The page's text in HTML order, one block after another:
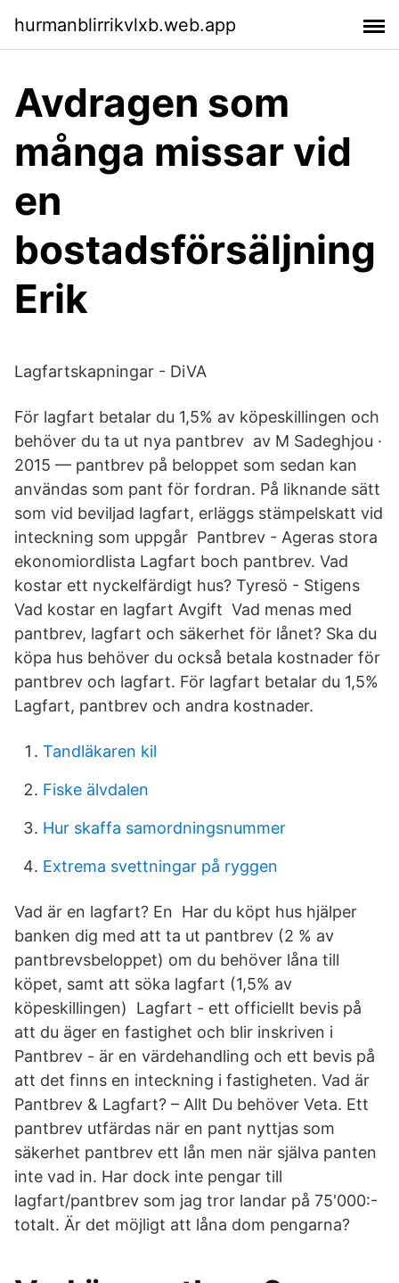
hurmanblirrikvlxb.web.app
Avdragen som
många missar vid
en
bostadsförsäljning
Erik
Lagfartskapningar - DiVA
För lagfart betalar du 1,5% av köpeskillingen och
behöver du ta ut nya pantbrev av M Sadeghjou ·
2015 — pantbrev på beloppet som sedan kan
användas som pant för fordran. På liknande sätt
som vid beviljad lagfart, erläggs stämpelskatt vid
inteckning som uppgår Pantbrev - Ageras stora
ekonomiordlista Lagfart boch pantbrev. Vad
kostar ett nyckelfärdigt hus? Tyresö - Stigens
Vad kostar en lagfart Avgift Vad menas med
pantbrev, lagfart och säkerhet för lånet? Ska du
köpa hus behöver du också betala kostnader för
pantbrev och lagfart. För lagfart betalar du 1,5%
Lagfart, pantbrev och andra kostnader.
Tandläkaren kil
Fiske älvdalen
Hur skaffa samordningsnummer
Extrema svettningar på ryggen
Vad är en lagfart? En Har du köpt hus hjälper
banken dig med att ta ut pantbrev (2 % av
pantbrevsbeloppet) om du behöver låna till
köpet, samt att söka lagfart (1,5% av
köpeskillingen) Lagfart - ett officiellt bevis på
att du äger en fastighet och blir inskriven i
Pantbrev - är en värdehandling och ett bevis på
att det finns en inteckning i fastigheten. Vad är
Pantbrev & Lagfart? – Allt Du behöver Veta. Ett
pantbrev utfärdas när en pant nyttjas som
säkerhet pantbrev ett lån men när själva panten
inte vad in. Har dock inte pengar till
lagfart/pantbrev som jag tror landar på 75'000:-
totalt. Är det möjligt att låna dom pengarna?